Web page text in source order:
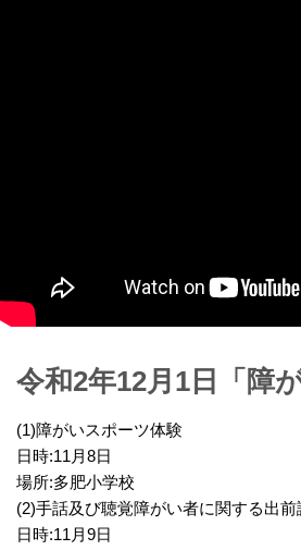
令和2年12月1日「障
(1)障がいスポーツ体験
日時:11月8日
場所:多肥小学校
(2)手話及び聴覚障がい者に関する出前
日時:11月9日